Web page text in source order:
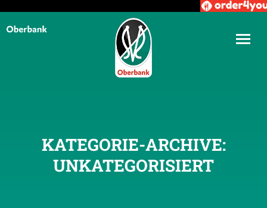
KATEGORIE-ARCHIVE:
UNKATEGORISIERT